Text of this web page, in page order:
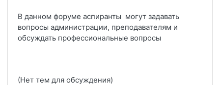
В данном форуме аспиранты могут задавать
вопросы администрации, преподавателям и
обсуждать профессиональные вопросы
(Нет тем для обсуждения)